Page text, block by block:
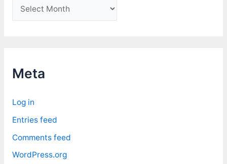
r
i
e
Meta
Log in
Entries feed
Comments feed
WordPress.org